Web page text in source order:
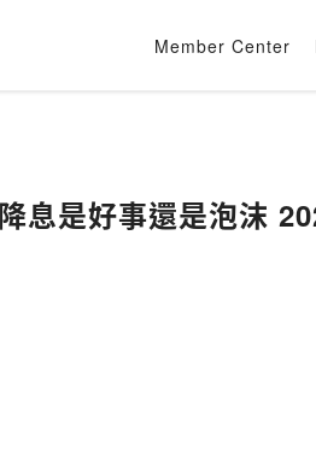
Member Center
息是好事還是泡沫